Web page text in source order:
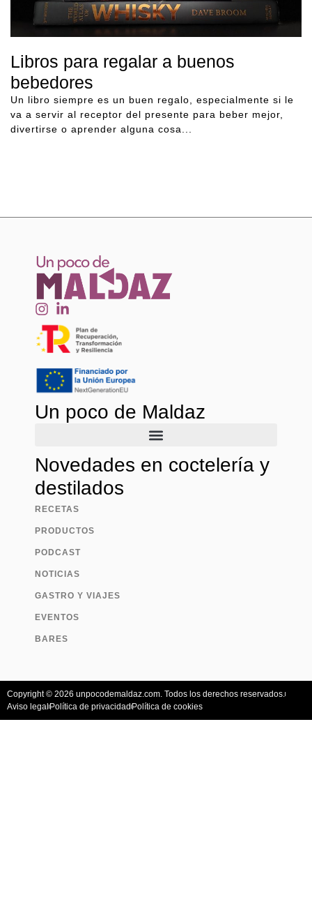
Libros para regalar a buenos
bebedores
Un libro siempre es un buen regalo, especialmente si le
va a servir al receptor del presente para beber mejor,
divertirse o aprender alguna cosa...
Un poco de Maldaz
Novedades en coctelería y
destilados
RECETAS
PRODUCTOS
PODCAST
NOTICIAS
GASTRO Y VIAJES
EVENTOS
BARES
Copyright © 2026 unpocodemaldaz.com. Todos los derechos reservados.
Aviso legal Política de privacidad Política de cookies